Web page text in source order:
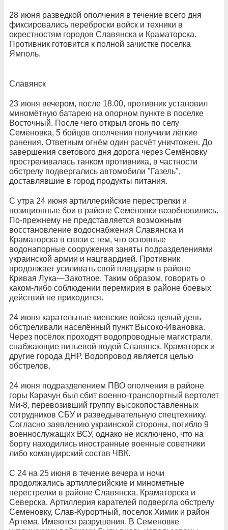
28 июня разведкой ополчения в течение всего дня
фиксировались переброски войск и техники в
окрестностям городов Славянска и Краматорска.
Противник готовится к полной зачистке поселка
Ямполь.
Славянск
23 июня вечером, после 18.00, противник установил
миномётную батарею на опорном пункте в поселке
Восточный. После чего открыл огонь по селу
Семёновка, 5 бойцов ополчения получили лёгкие
ранения. Ответным огнём один расчёт уничтожен. До
завершения светового дня дорога через Семёновку
простреливалась танком противника, в частности
обстрелу подвергались автомобили "Газель",
доставлявшие в город продукты питания.
С утра 24 июня артиллерийские перестрелки и
позиционные бои в районе Семёновки возобновились.
По-прежнему не представляется возможным
восстановление водоснабжения Славянска и
Краматорска в связи с тем, что основные
водонапорные сооружения заняты подразделениями
украинской армии и нацгвардией. Противник
продолжает усиливать свой плацдарм в районе
Кривая Лука—Закотное. Таким образом, говорить о
каком-либо соблюдении перемирия в районе боевых
действий не приходится.
24 июня карательные киевские войска целый день
обстреливали населённый пункт Высоко-Ивановка.
Через посёлок проходят водопроводные магистрали,
снабжающие питьевой водой Славянск, Краматорск и
другие города ДНР. Водопровод является целью
обстрелов.
24 июня подразделением ПВО ополчения в районе
горы Карачун был сбит военно-транспортный вертолет
Ми-8, перевозивший группу высокопоставленных
сотрудников СБУ и разведывательную спецтехнику.
Согласно заявлению украинской стороны, погибло 9
военнослужащих ВСУ, однако не исключено, что на
борту находились иностранные военные советники
либо командирский состав ЧВК.
С 24 на 25 июня в течение вечера и ночи
продолжались артиллерийские и минометные
перестрелки в районе Славянска, Краматорска и
Северска. Артиллерия карателей подвергла обстрелу
Семеновку, Слав-Курортный, поселок Химик и район
Артема. Имеются разрушения. В Семеновке